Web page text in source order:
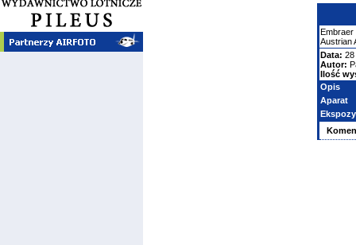
Embraer
Austrian
Data: 28
Autor:
Ilość
Opis
Aparat